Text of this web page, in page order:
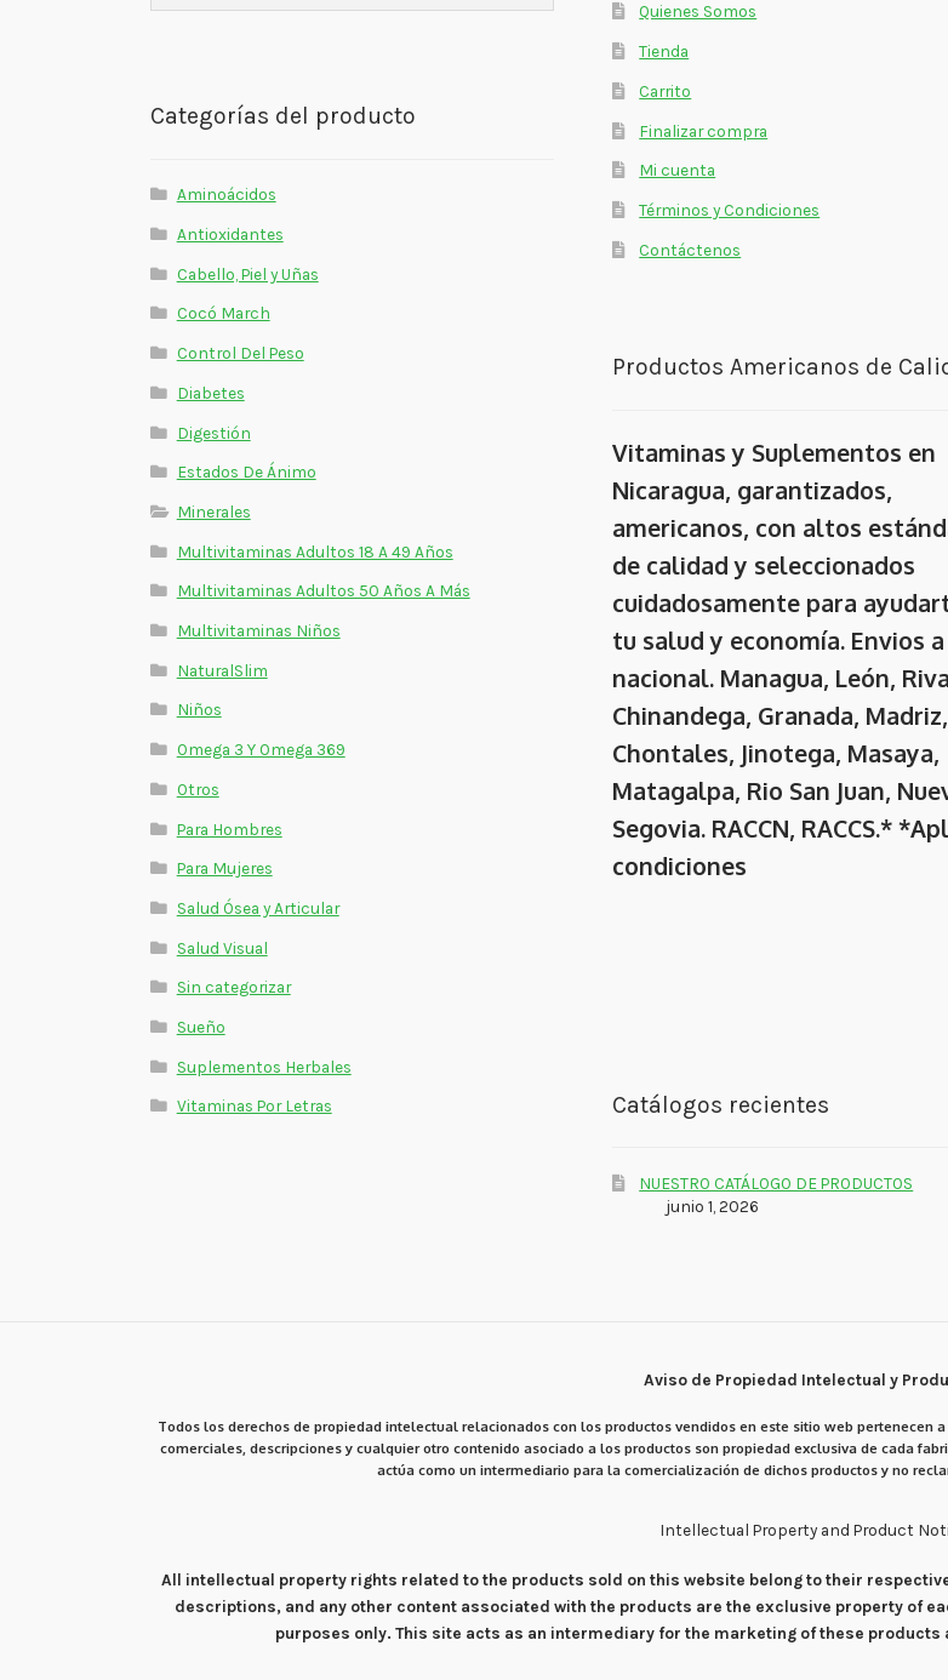
Categorías del producto
Aminoácidos
Antioxidantes
Cabello, Piel y Uñas
Cocó March
Control Del Peso
Diabetes
Digestión
Estados De Ánimo
Minerales
Multivitaminas Adultos 18 A 49 Años
Multivitaminas Adultos 50 Años A Más
Multivitaminas Niños
NaturalSlim
Niños
Omega 3 Y Omega 369
Otros
Para Hombres
Para Mujeres
Salud Ósea y Articular
Salud Visual
Sin categorizar
Sueño
Suplementos Herbales
Vitaminas Por Letras
Quienes Somos
Tienda
Carrito
Finalizar compra
Mi cuenta
Términos y Condiciones
Contáctenos
Productos Americanos de
Vitaminas y Suplementos en
Nicaragua, garantizados,
americanos, con altos
de calidad y seleccionados
cuidadosamente para
tu salud y economía. Envios
nacional. Managua, León,
Chinandega, Granada,
Chontales, Jinotega, Masaya,
Matagalpa, Rio San Juan,
Segovia. RACCN, RACCS.*
condiciones
Catálogos recientes
NUESTRO CATÁLOGO DE PRODUCTOS
junio 1, 2026
Aviso de Propiedad Intelectual y
Todos los derechos de propiedad intelectual relacionados con los productos vendidos en este sitio web pertenecen
comerciales, descripciones y cualquier otro contenido asociado a los productos son propiedad exclusiva de cada
actúa como un intermediario para la comercialización de dichos productos y no
Intellectual Property and Product
All intellectual property rights related to the products sold on this website belong to their
descriptions, and any other content associated with the products are the exclusive property of
purposes only. This site acts as an intermediary for the marketing of these